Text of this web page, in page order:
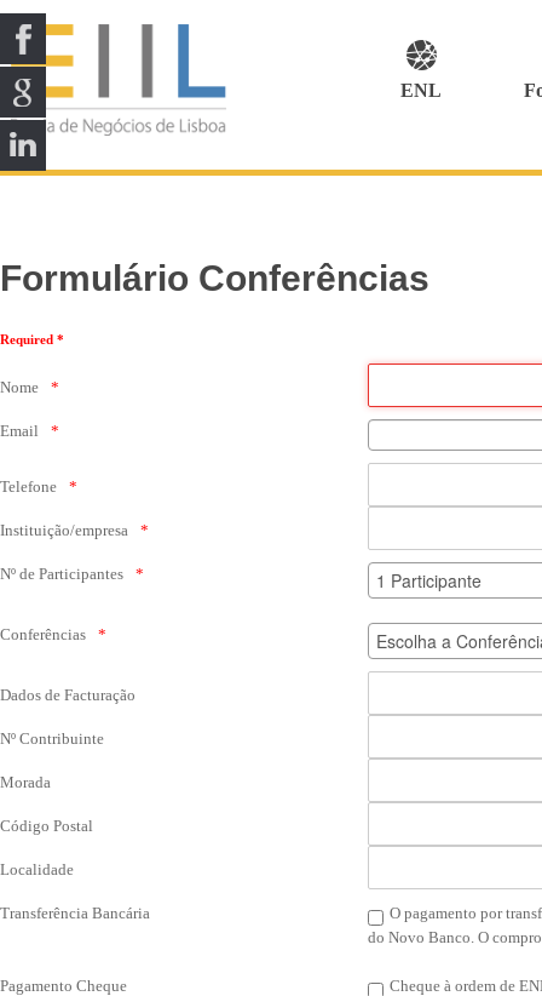
ENL
Formulário Conferências
Required *
Nome
Email
Telefone
Instituição/empresa
Nº de Participantes
Conferências
Dados de Facturação
Nº Contribuinte
Morada
Código Postal
Localidade
Transferência Bancária
O pagamento por
do Novo Banco. O
Pagamento Cheque Cheque à ordem de